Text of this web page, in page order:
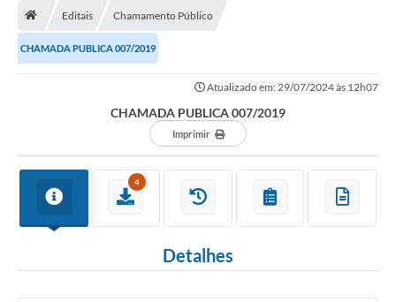
A Prefeitura
Imprensa
Galeria de Fotos
Contratos
Editais Chamamento Público
CHAMADA PUBLICA 007/2019
Atualizado em: 29/07/2024 às 12h07
CHAMADA PUBLICA 007/2019
Imprimir
4
Detalhes